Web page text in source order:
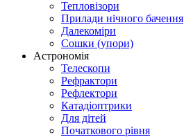
Тепловізори
Прилади нічного бачення
Далекоміри
Сошки (упори)
Астрономія
Телескопи
Рефрактори
Рефлектори
Катадіоптрики
Для дітей
Початкового рівня